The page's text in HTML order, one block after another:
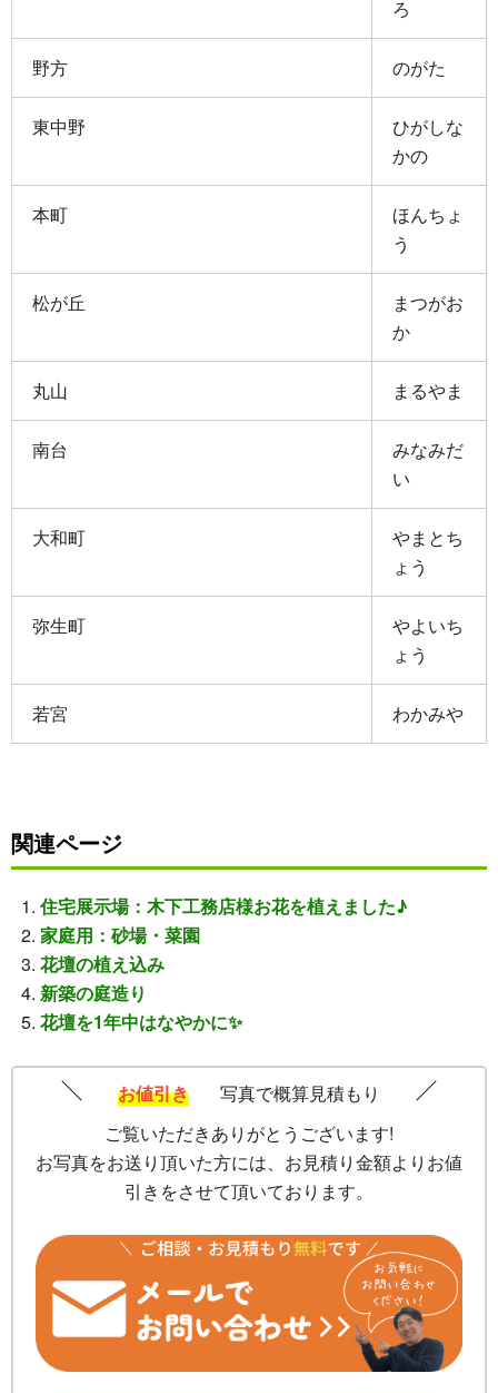
ろ
野方 のがた
東中野
ひがしな
かの
本町
ほんちょ
う
松が丘
まつがお
か
丸山 まるやま
南台
みなみだ
い
大和町
やまとち
ょう
弥生町
やよいち
ょう
若宮 わかみや
関連ページ
住宅展示場：木下工務店様お花を植えました♪
家庭用：砂場・菜園
花壇の植え込み
新築の庭造り
花壇を1年中はなやかに✨
お値引き
写真で概算見積もり
ご覧いただきありがとうございます!
お写真をお送り頂いた方には、お見積り金額よりお値
引きをさせて頂いております。